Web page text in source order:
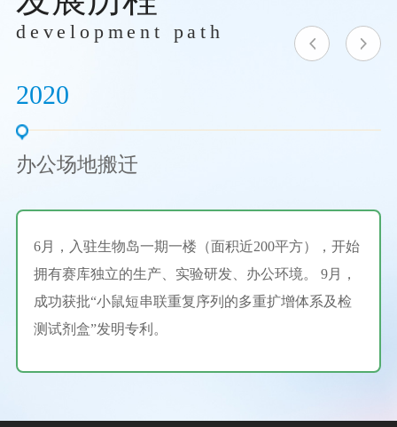
development path
2020
办公场地搬迁
6月，入驻生物岛一期一楼（面积近200平方），开始
拥有赛库独立的生产、实验研发、办公环境。 9月，
成功获批“小鼠短串联重复序列的多重扩增体系及检
测试剂盒”发明专利。